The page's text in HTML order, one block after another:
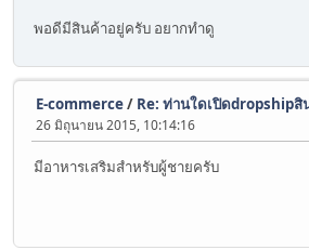
พอดีมีสินค้าอยู่ครับ อยากทำดู
E-commerce/ Re: ท่านใดเปิดdropshipสิ
26 มิถุนายน 2015, 10:14:16
มีอาหารเสริมสำหรับผู้ชายครับ